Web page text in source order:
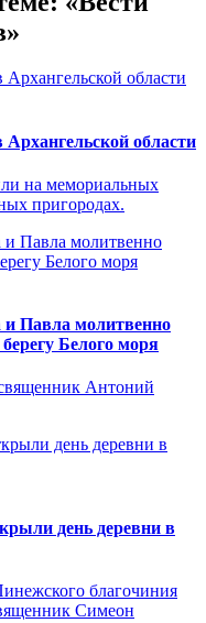
области
на мемориальных
пригородах.
и Павла молитвенно
Белого моря
Антоний
день деревни в
благочиния
Симеон